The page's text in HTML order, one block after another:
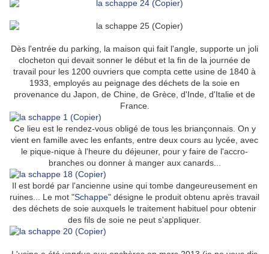
Dès l'entrée du parking, la maison qui fait l'angle, supporte un joli
clocheton qui devait sonner le début et la fin de la journée de
travail pour les 1200 ouvriers que compta cette usine de 1840 à
1933, employés au peignage des déchets de la soie en
provenance du Japon, de Chine, de Grèce, d'Inde, d'Italie et de
France.
Ce lieu est le rendez-vous obligé de tous les briançonnais. On y
vient en famille avec les enfants, entre deux cours au lycée, avec
le pique-nique à l'heure du déjeuner, pour y faire de l'accro-
branches ou donner à manger aux canards...
Il est bordé par l'ancienne usine qui tombe dangeureusement en
ruines... Le mot "Schappe" désigne le produit obtenu après travail
des déchets de soie auxquels le traitement habituel pour obtenir
des fils de soie ne peut s'appliquer.